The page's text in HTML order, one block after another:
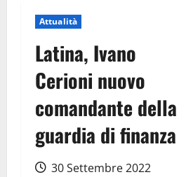
Attualità
Latina, Ivano
Cerioni nuovo
comandante della
guardia di finanza
30 Settembre 2022